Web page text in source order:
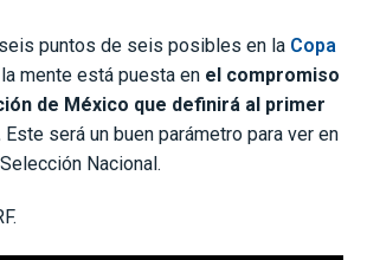
puntos de seis posibles en la Copa
mente está puesta en el compromiso
de México que definirá al primer
Este será un buen parámetro para ver en
Nacional.